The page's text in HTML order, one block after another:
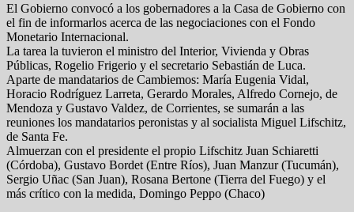
El Gobierno convocó a los gobernadores a la Casa de Gobierno con
el fin de informarlos acerca de las negociaciones con el Fondo
Monetario Internacional.
La tarea la tuvieron el ministro del Interior, Vivienda y Obras
Públicas, Rogelio Frigerio y el secretario Sebastián de Luca.
Aparte de mandatarios de Cambiemos: María Eugenia Vidal,
Horacio Rodríguez Larreta, Gerardo Morales, Alfredo Cornejo, de
Mendoza y Gustavo Valdez, de Corrientes, se sumarán a las
reuniones los mandatarios peronistas y al socialista Miguel Lifschitz,
de Santa Fe.
Almuerzan con el presidente el propio Lifschitz Juan Schiaretti
(Córdoba), Gustavo Bordet (Entre Ríos), Juan Manzur (Tucumán),
Sergio Uñac (San Juan), Rosana Bertone (Tierra del Fuego) y el
más crítico con la medida, Domingo Peppo (Chaco)